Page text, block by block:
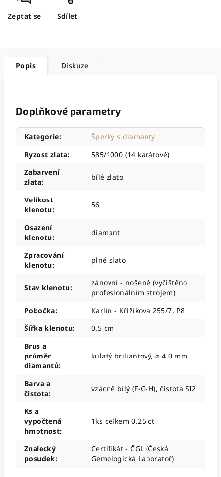
Zeptat se Sdílet
Popis Diskuze
Doplňkové parametry
Kategorie:
Šperky s diamanty
Ryzost zlata:
585/1000 (14 karátové)
Zabarvení
zlata:
bílé zlato
Velikost
klenotu:
56
Osazení
klenotu:
diamant
Zpracování
klenotu:
plné zlato
Stav klenotu:
zánovní - nošené (vyčištěno
profesionálním strojem)
Pobočka:
Karlín - Křižíkova 255/7, P8
Šířka klenotu:
0.5 cm
Brus a
průměr
diamantů:
kulatý briliantový, ⌀ 4.0 mm
Barva a
čistota:
vzácně bílý (F-G-H), čistota SI2
Ks a
vypočtená
hmotnost:
1ks celkem 0.25 ct
Znalecký
posudek:
Certifikát - ČGL (Česká
Gemologická Laboratoř)